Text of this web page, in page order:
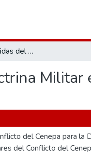
Lecciones Aprendidas del Conflicto del Cenepa para la Doctrina Militar en Operaciones Militares
Militar
del Cenepa para la
del Conflicto del